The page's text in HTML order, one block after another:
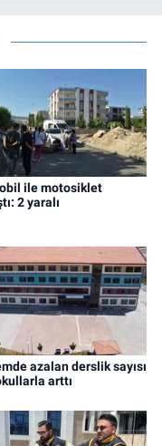
ile motosiklet
2 yaralı
azalan derslik sayısı
arttı